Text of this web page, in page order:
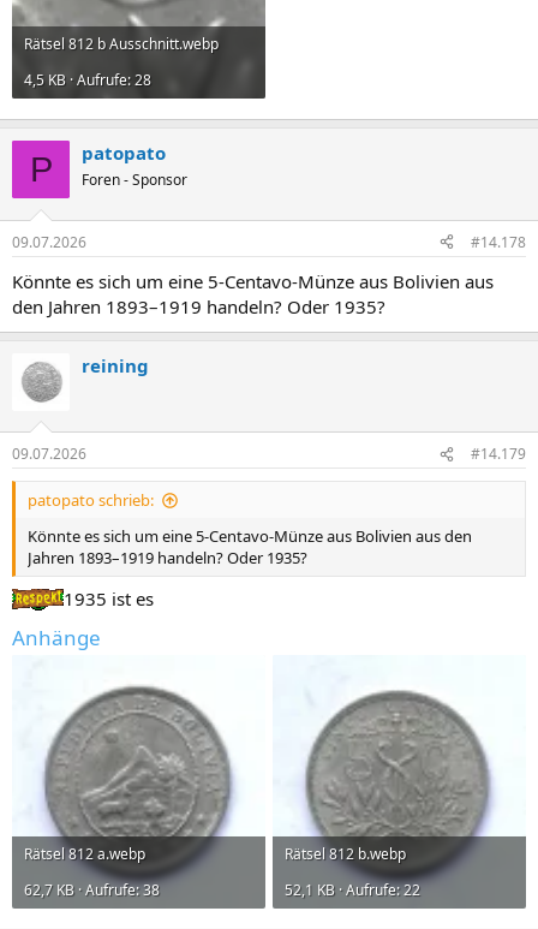
Rätsel 812 b Ausschnitt.webp
4,5 KB · Aufrufe: 28
P patopato
Foren - Sponsor
09.07.2026 #14.178
Könnte es sich um eine 5-Centavo-Münze aus Bolivien aus
den Jahren 1893–1919 handeln? Oder 1935?
reining
09.07.2026 #14.179
patopato schrieb:
Könnte es sich um eine 5-Centavo-Münze aus Bolivien aus den
Jahren 1893–1919 handeln? Oder 1935?
1935 ist es
Anhänge
Rätsel 812 a.webp
62,7 KB · Aufrufe: 38
Rätsel 812 b.webp
52,1 KB · Aufrufe: 22